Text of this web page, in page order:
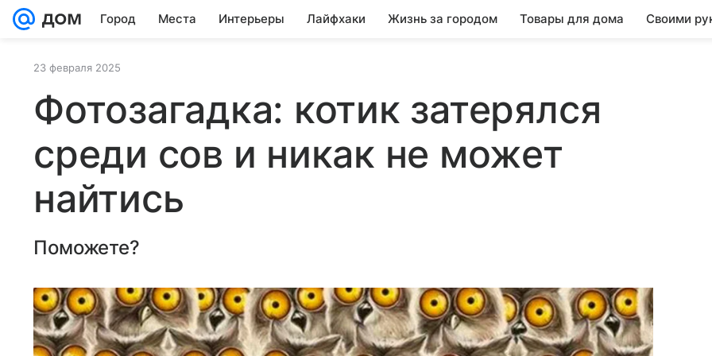
Город Места Интерьеры Лайфхаки Жизнь за городом Товары для дома Своими
23 февраля 2025
Фотозагадка: котик затерялся
среди сов и никак не может
найтись
Поможете?